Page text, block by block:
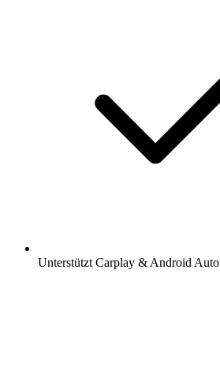
Unterstützt Carplay & Android Auto